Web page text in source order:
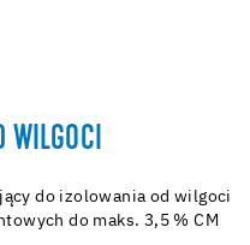
WILGOCI
do izolowania od wilgoci
do maks. 3,5 % CM